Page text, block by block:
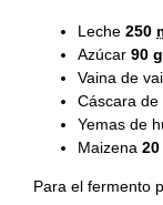
Leche 250
Azúcar 90 g
Vaina de
Cáscara de
Yemas de
Maizena 20
Para el fermento